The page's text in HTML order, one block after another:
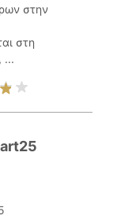
στην
στη
...